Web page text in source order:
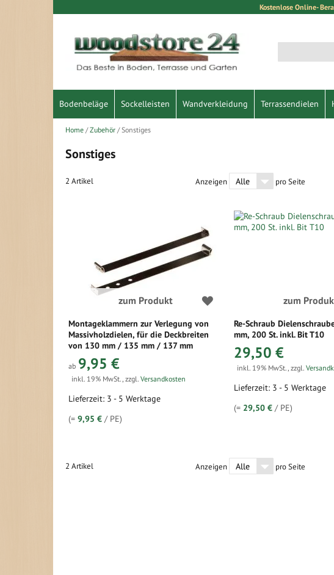
Kostenlose Online-
Inhalt
Suche
Bodenbeläge Sockelleisten Wandverkleidung Terrassendielen
Home Zubehör Sonstiges
Sonstiges
2 Artikel Anzeigen pro Seite
zum Produkt
Montageklammern zur Verlegung von
Massivholzdielen, für die Deckbreiten
von 130 mm / 135 mm / 137 mm
ab 9,95 €
inkl. 19% MwSt., zzgl. Versandkosten
Lieferzeit: 3 - 5 Werktage
(= 9,95 € / PE)
zum
Re-Schraub
mm, 200 St. inkl. Bit T10
29,50 €
inkl. 19% MwSt., zzgl.
Lieferzeit: 3 - 5 Werktage
(= 29,50 €/ PE)
2 Artikel Anzeigen pro Seite